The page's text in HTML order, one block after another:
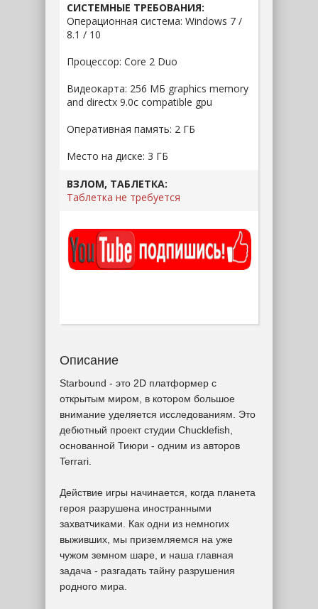
СИСТЕМНЫЕ ТРЕБОВАНИЯ:
Операционная система: Windows 7 /
8.1 / 10
Процессор: Core 2 Duo
Видеокарта: 256 МБ graphics memory
and directx 9.0c compatible gpu
Оперативная память: 2 ГБ
Место на диске: 3 ГБ
ВЗЛОМ, ТАБЛЕТКА:
Таблетка не требуется
Описание
Starbound - это 2D платформер с
открытым миром, в котором большое
внимание уделяется исследованиям. Это
дебютный проект студии Chucklefish,
основанной Тиюри - одним из авторов
Terrari.
Действие игры начинается, когда планета
героя разрушена иностранными
захватчиками. Как одни из немногих
выживших, мы приземляемся на уже
чужом земном шаре, и наша главная
задача - разгадать тайну разрушения
родного мира.